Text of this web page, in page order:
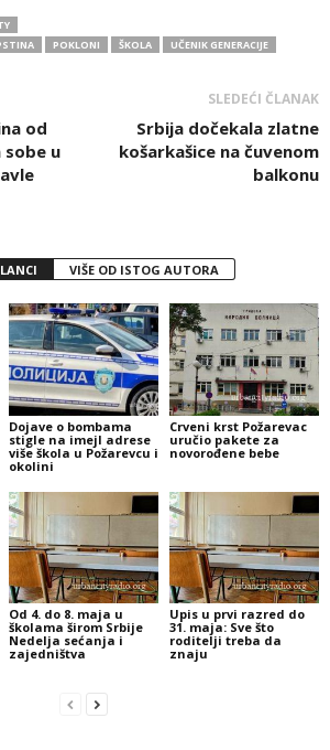
POKLONI ŠKOLA UČENIK GENERACIJE
od
sobe u
SLEDEĆI ČLANAK
Srbija dočekala zlatne
košarkašice na čuvenom
balkonu
VIŠE OD ISTOG AUTORA
Dojave o bombama
stigle na imejl adrese
više škola u Požarevcu i
okolini
Crveni krst Požarevac
uručio pakete za
novorođene bebe
Od 4. do 8. maja u
školama širom Srbije
Nedelja sećanja i
zajedništva
Upis u prvi razred do
31. maja: Sve što
roditelji treba da
znaju